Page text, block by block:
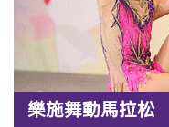
樂施舞動馬拉松